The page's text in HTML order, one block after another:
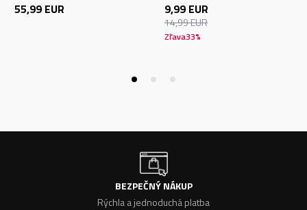
55,99 EUR 9,99 EUR
14,99EUR
Zľava33%
BEZPEČNÝ NÁKUP
Rýchla a jednoduchá platba